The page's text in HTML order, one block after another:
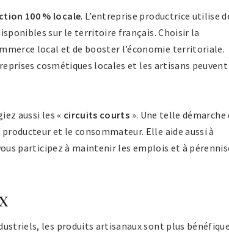
100 % locale. L’entreprise productrice utilise
sur le territoire français. Choisir la
local et de booster l’économie territoriale.
cosmétiques locales et les artisans peuvent
aussi les « circuits courts ». Une telle démarche
et le consommateur. Elle aide aussi à
participez à maintenir les emplois et à
les produits artisanaux sont plus